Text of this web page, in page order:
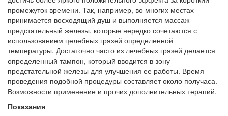
промежуток времени. Так, например, во многих местах
принимается восходящий душ и выполняется массаж
предстательный железы, которые нередко сочетаются с
использованием целебных грязей определенной
температуры. Достаточно часто из лечебных грязей делается
определенный тампон, который вводится в зону
предстательной железы для улучшения ее работы. Время
проведения подобной процедуры составляет около получаса.
Возможности применение и прочих дополнительных терапий.
Показания